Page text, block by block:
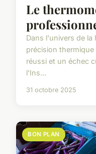
Le
Dans l'univers de la
précision
réussi et un échec
l'Ins...
31 octobre 2025
BON PLAN